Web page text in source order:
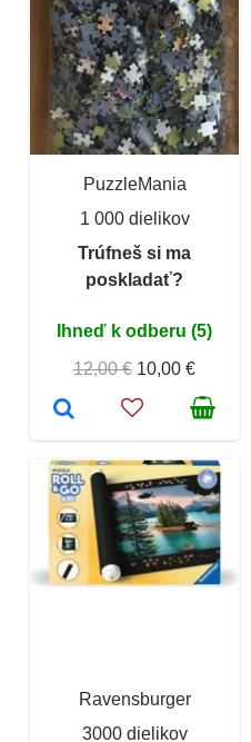
PuzzleMania
1 000 dielikov
Trúfneš si ma
poskladať?
Ihneď k odberu (5)
12,00 € 10,00 €
Ravensburger
3000 dielikov